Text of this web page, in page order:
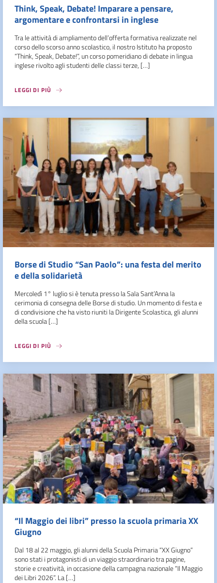
Think, Speak, Debate! Imparare a pensare,
argomentare e confrontarsi in inglese
Tra le attività di ampliamento dell’offerta formativa realizzate nel
corso dello scorso anno scolastico, il nostro Istituto ha proposto
“Think, Speak, Debate!”, un corso pomeridiano di debate in lingua
inglese rivolto agli studenti delle classi terze, […]
LEGGI DI PIÙ
Borse di Studio “San Paolo”: una festa del merito
e della solidarietà
Mercoledì 1° luglio si è tenuta presso la Sala Sant’Anna la
cerimonia di consegna delle Borse di studio. Un momento di festa e
di condivisione che ha visto riuniti la Dirigente Scolastica, gli alunni
della scuola […]
LEGGI DI PIÙ
“Il Maggio dei libri” presso la scuola primaria XX
Giugno
Dal 18 al 22 maggio, gli alunni della Scuola Primaria “XX Giugno”
sono stati i protagonisti di un viaggio straordinario tra pagine,
storie e creatività, in occasione della campagna nazionale “Il Maggio
dei Libri 2026”. La […]